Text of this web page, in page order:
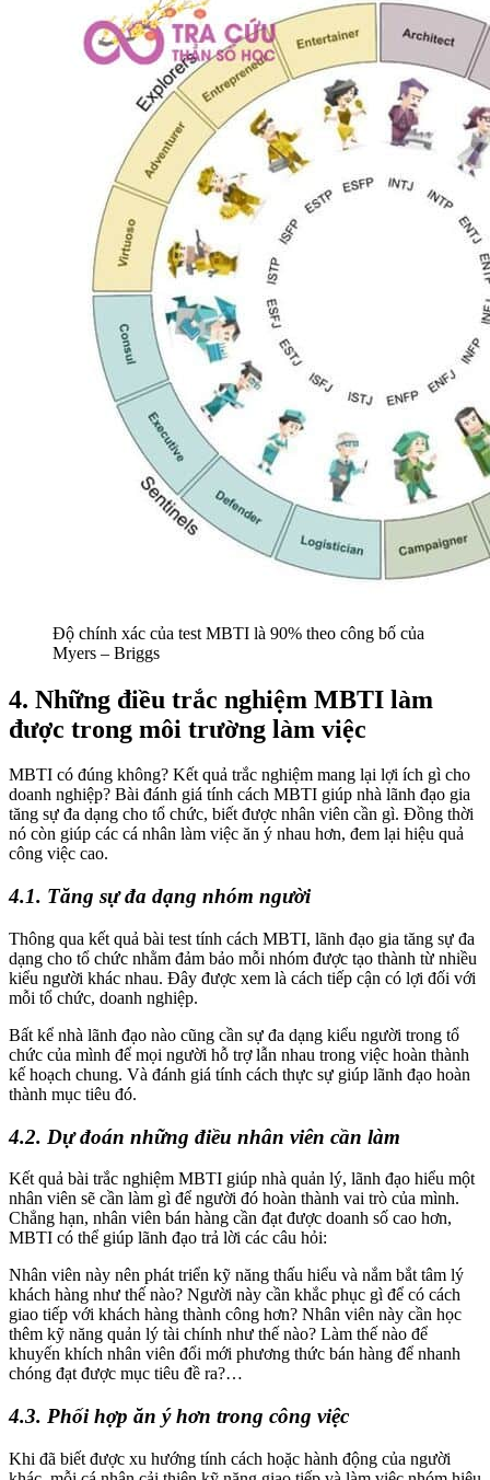
Độ chính xác của test MBTI là 90% theo công bố của
Myers – Briggs
4. Những điều trắc nghiệm MBTI làm
được trong môi trường làm việc
MBTI có đúng không? Kết quả trắc nghiệm mang lại lợi ích gì cho
doanh nghiệp? Bài đánh giá tính cách MBTI giúp nhà lãnh đạo gia
tăng sự đa dạng cho tổ chức, biết được nhân viên cần gì. Đồng thời
nó còn giúp các cá nhân làm việc ăn ý nhau hơn, đem lại hiệu quả
công việc cao.
4.1. Tăng sự đa dạng nhóm người
Thông qua kết quả bài test tính cách MBTI, lãnh đạo gia tăng sự đa
dạng cho tổ chức nhằm đảm bảo mỗi nhóm được tạo thành từ nhiều
kiểu người khác nhau. Đây được xem là cách tiếp cận có lợi đối với
mỗi tổ chức, doanh nghiệp.
Bất kể nhà lãnh đạo nào cũng cần sự đa dạng kiểu người trong tổ
chức của mình để mọi người hỗ trợ lẫn nhau trong việc hoàn thành
kế hoạch chung. Và đánh giá tính cách thực sự giúp lãnh đạo hoàn
thành mục tiêu đó.
4.2. Dự đoán những điều nhân viên cần làm
Kết quả bài trắc nghiệm MBTI giúp nhà quản lý, lãnh đạo hiểu một
nhân viên sẽ cần làm gì để người đó hoàn thành vai trò của mình.
Chẳng hạn, nhân viên bán hàng cần đạt được doanh số cao hơn,
MBTI có thể giúp lãnh đạo trả lời các câu hỏi:
Nhân viên này nên phát triển kỹ năng thấu hiểu và nắm bắt tâm lý
khách hàng như thế nào? Người này cần khắc phục gì để có cách
giao tiếp với khách hàng thành công hơn? Nhân viên này cần học
thêm kỹ năng quản lý tài chính như thế nào? Làm thế nào để
khuyến khích nhân viên đổi mới phương thức bán hàng để nhanh
chóng đạt được mục tiêu đề ra?…
4.3. Phối hợp ăn ý hơn trong công việc
Khi đã biết được xu hướng tính cách hoặc hành động của người